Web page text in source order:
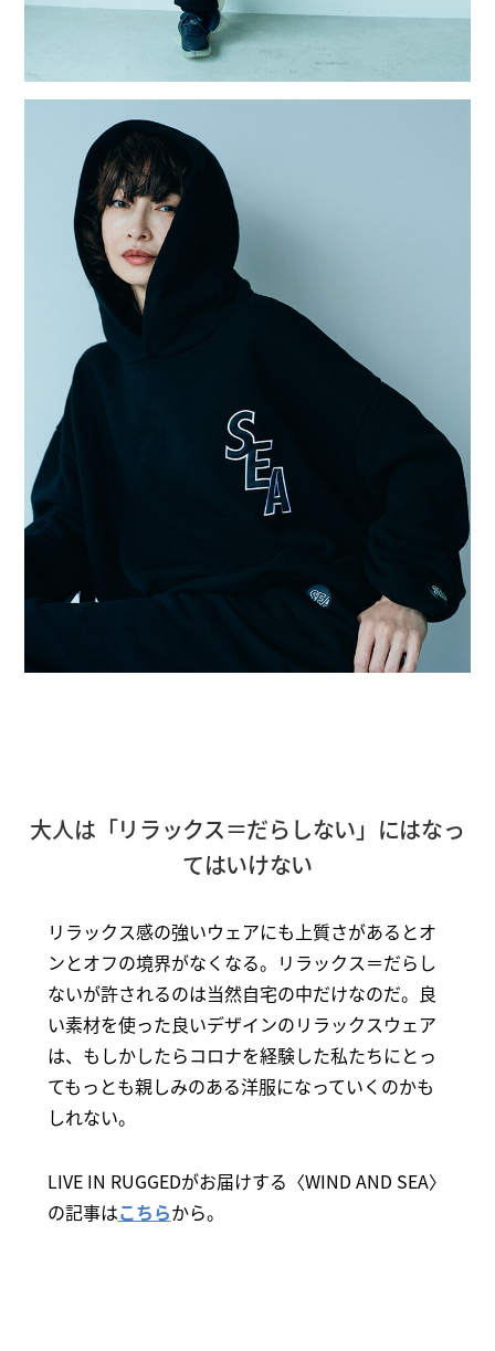
大人は「リラックス＝だらしない」にはなっ
てはいけない
リラックス感の強いウェアにも上質さがあるとオ
ンとオフの境界がなくなる。リラックス＝だらし
ないが許されるのは当然自宅の中だけなのだ。良
い素材を使った良いデザインのリラックスウェア
は、もしかしたらコロナを経験した私たちにとっ
てもっとも親しみのある洋服になっていくのかも
しれない。
LIVE IN RUGGEDがお届けする〈WIND AND SEA〉
の記事はこちらから。